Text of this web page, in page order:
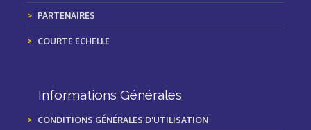
PARTENAIRES
COURTE ECHELLE
Informations Générales
CONDITIONS GÉNÉRALES D'UTILISATION